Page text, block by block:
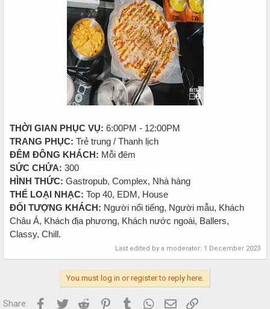
THỜI GIAN PHỤC VỤ: 6:00PM - 12:00PM
TRANG PHỤC: Trẻ trung / Thanh lịch
ĐÊM ĐÔNG KHÁCH: Mỗi đêm
SỨC CHỨA: 300
HÌNH THỨC: Gastropub, Complex, Nhà hàng
THỂ LOẠI NHẠC: Top 40, EDM, House
ĐỐI TƯỢNG KHÁCH: Người nổi tiếng, Người mẫu, Khách
Châu Á, Khách địa phương, Khách nước ngoài, Ballers,
Classy, Chill.
Last edited by a moderator: 1 December 2023
You must log in or register to reply here.
Share: Facebook
Twitter Reddit PinterestTumblr WhatsApp
Email